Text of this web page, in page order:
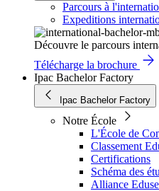
Parcours à
Expeditions
Découvre le parcours
Télécharge la brochure
Ipac Bachelor Factory
Ipac Bachelor Factory
Notre École
L'École de
Classement
Certifications
Schéma des
Alliance